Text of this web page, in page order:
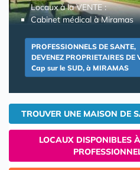
Locaux à la VENTE :
Cabinet médical à Miramas
PROFESSIONNELS DE SANTE,
DEVENEZ PROPRIETAIRES DE
Cap sur le SUD, à MIRAMAS
TROUVER UNE MAISON DE
LOCAUX DISPONIBLES